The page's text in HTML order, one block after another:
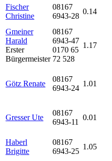
Fischer
Christine
08167
6943-28
0.14
Gmeiner
Harald
Erster
Bürgermeister
08167
6943-47
0170 65
72 528
1.17
Götz Renate
08167
6943-24
1.01
Gresser Ute
08167
6943-11
0.01
Haberl
Brigitte
08167
6943-25
1.05